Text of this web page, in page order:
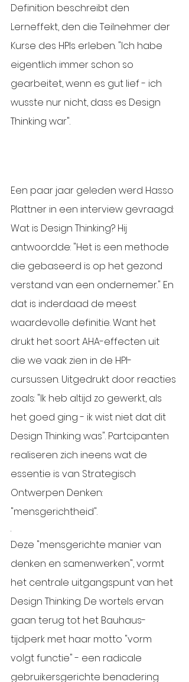
Definition beschreibt den
Lerneffekt, den die Teilnehmer der
Kurse des HPIs erleben. "Ich habe
eigentlich immer schon so
gearbeitet, wenn es gut lief - ich
wusste nur nicht, dass es Design
Thinking war".
Een paar jaar geleden werd Hasso
Plattner in een interview gevraagd:
Wat is Design Thinking? Hij
antwoordde: "Het is een methode
die gebaseerd is op het gezond
verstand van een ondernemer." En
dat is inderdaad de meest
waardevolle definitie. Want het
drukt het soort AHA-effecten uit
die we vaak zien in de HPI-
cursussen. Uitgedrukt door reacties
zoals: "Ik heb altijd zo gewerkt, als
het goed ging - ik wist niet dat dit
Design Thinking was". Partcipanten
realiseren zich ineens wat de
essentie is van Strategisch
Ontwerpen Denken:
"mensgerichtheid".
.
Deze "mensgerichte manier van
denken en samenwerken", vormt
het centrale uitgangspunt van het
Design Thinking. De wortels ervan
gaan terug tot het Bauhaus-
tijdperk met haar motto "vorm
volgt functie" - een radicale
gebruikersgerichte benadering